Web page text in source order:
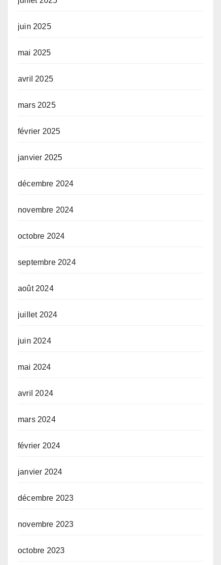
juin 2025
mai 2025
avril 2025
mars 2025
février 2025
janvier 2025
décembre 2024
novembre 2024
octobre 2024
septembre 2024
août 2024
juillet 2024
juin 2024
mai 2024
avril 2024
mars 2024
février 2024
janvier 2024
décembre 2023
novembre 2023
octobre 2023